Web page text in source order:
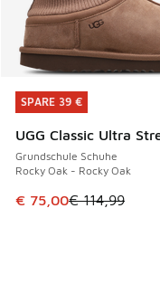
SPARE 39 €
UGG Classic Ultra
Grundschule Schuhe
Rocky Oak - Rocky Oak
Dieser Artikel ist im
€ 75,00€ 114,99
SPARE 39 €